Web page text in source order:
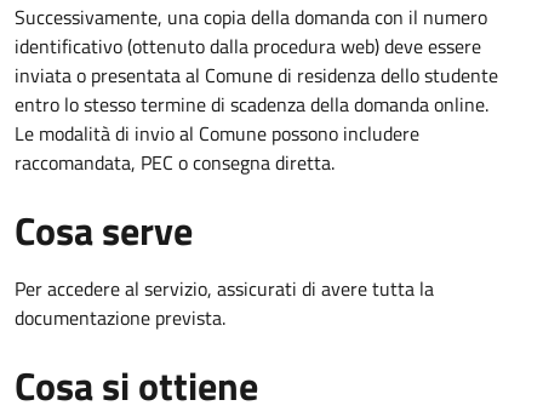
Successivamente, una copia della domanda con il numero
identificativo (ottenuto dalla procedura web) deve essere
inviata o presentata al Comune di residenza dello studente
entro lo stesso termine di scadenza della domanda online.
Le modalità di invio al Comune possono includere
raccomandata, PEC o consegna diretta.
Cosa serve
Per accedere al servizio, assicurati di avere tutta la
documentazione prevista.
Cosa si ottiene